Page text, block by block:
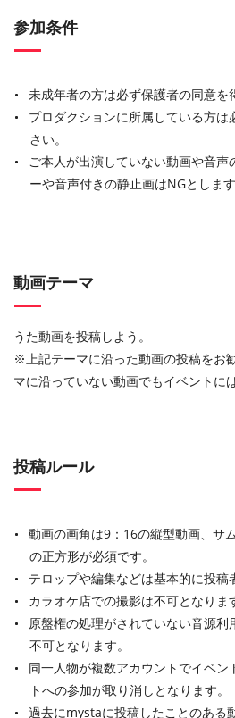
参加条件
未成年者の方は必ず保護者の同意を
プロダクションに所属している方
さい。
ご本人が出演していない動画や音
ーや音声付きの静止画はNGとします
動画テーマ
うた動画を投稿しよう。
※上記テーマに沿った動画の投稿をお
マに沿っていない動画でもイベントに
投稿ルール
動画の画角は9：16の縦型動画、サ
の正方形が必須です。
テロップや編集などは基本的に投稿
カラオケ店での撮影は不可となりま
原盤権の処理がされていない音源利
不可となります。
同一人物が複数アカウントでイベン
トへの参加が取り消しとなります。
過去にmystaに投稿したことのある